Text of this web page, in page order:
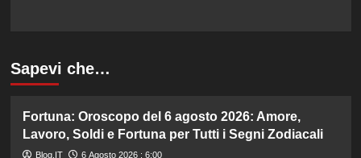
Sapevi che…
Fortuna: Oroscopo del 6 agosto 2026: Amore,
Lavoro, Soldi e Fortuna per Tutti i Segni Zodiacali
Blog.IT 6 Agosto 2026 : 6:00